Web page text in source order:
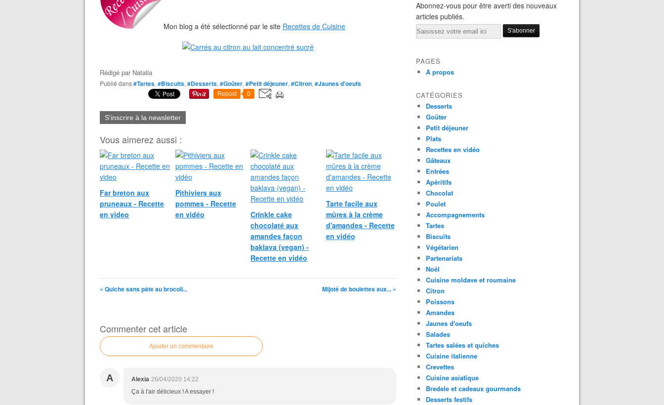
Mon blog a été sélectionné par le site Recettes de Cuisine
Rédigé par Natalia
Publié dans#Tartes, #Biscuits, #Desserts, #Goûter, #Petit déjeuner, #Citron, #Jaunes d'oeufs
Repost 0
S'inscrire à la newsletter
Vous aimerez aussi :
Far breton aux
pruneaux - Recette
en video
Pithiviers aux
pommes - Recette
en vidéo
Crinkle cake
chocolaté aux
amandes façon
baklava (vegan) -
Recette en vidéo
Tarte facile aux
mûres à la crème
d'amandes - Recette
en vidéo
« Quiche sans pâte au brocoli... Mijoté de boulettes aux... »
Commenter cet article
Ajouter un commentaire
A Alexia 26/04/2020 14:22
Ça à l'air délicieux ! A essayer !
Abonnez-vous pour être averti des nouveaux
articles publiés.
Email
PAGES
A propos
CATÉGORIES
Desserts
Goûter
Petit déjeuner
Plats
Recettes en vidéo
Gâteaux
Entrées
Apéritifs
Chocolat
Poulet
Accompagnements
Tartes
Biscuits
Végétarien
Partenariats
Noël
Cuisine moldave et roumaine
Citron
Poissons
Amandes
Jaunes d'oeufs
Salades
Tartes salées et quiches
Cuisine italienne
Crevettes
Cuisine asiatique
Bredele et cadeaux gourmands
Desserts festifs